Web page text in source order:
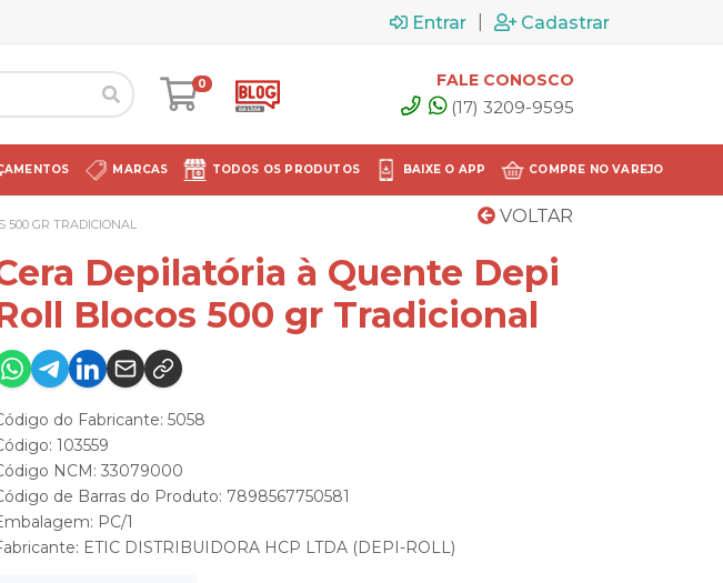
Entrar Cadastrar
0 FALE CONOSCO
(17) 3209-9595
MARCAS TODOS OS PRODUTOS BAIXE O APP COMPRE NO VAREJO
VOLTAR
500 GR TRADICIONAL
Depilatória à Quente Depi
Blocos 500 gr Tradicional
do Fabricante: 5058
103559
NCM: 33079000
de Barras do Produto: 7898567750581
PC/1
ETIC DISTRIBUIDORA HCP LTDA (DEPI-ROLL)